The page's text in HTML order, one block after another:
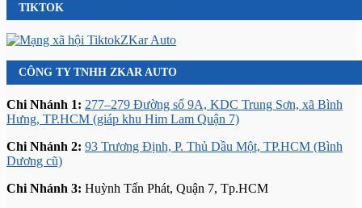
TIKTOK
CÔNG TY TNHH ZKAR AUTO
Chi Nhánh 1: 277–279 Đường số 9A, KDC Trung Sơn, xã Bình
Hưng, TP.HCM (giáp khu Him Lam Quận 7)
Chi Nhánh 2: 93 Trương Định, P. Thủ Dầu Một, TP.HCM (Bình
Dương cũ)
Chi Nhánh 3: Huỳnh Tấn Phát, Quận 7, Tp.HCM